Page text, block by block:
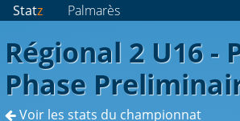
Statz Palmarès
Régional 2 U16 -
Phase
Voir les stats du championnat